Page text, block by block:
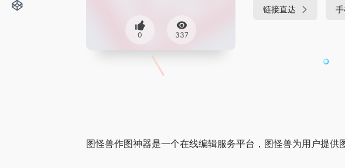
0 337
链接直达
图怪兽作图神器是一个在线编辑服务平台，图怪兽为用户提供